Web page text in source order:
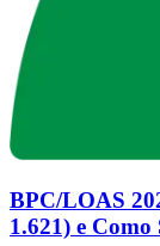
BPC/LOAS
1.621) e